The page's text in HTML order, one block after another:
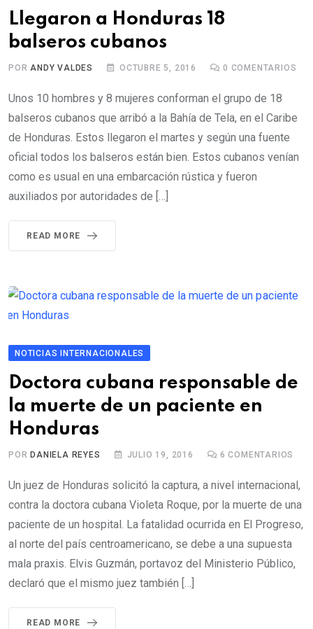
Llegaron a Honduras 18
balseros cubanos
PORANDY VALDES OCTUBRE 5, 2016 0 COMENTARIOS
Unos 10 hombres y 8 mujeres conforman el grupo de 18
balseros cubanos que arribó a la Bahía de Tela, en el Caribe
de Honduras. Estos llegaron el martes y según una fuente
oficial todos los balseros están bien. Estos cubanos venían
como es usual en una embarcación rústica y fueron
auxiliados por autoridades de […]
READ MORE
NOTICIAS INTERNACIONALES
Doctora cubana responsable de
la muerte de un paciente en
Honduras
POR DANIELA REYES JULIO 19, 2016 6 COMENTARIOS
Un juez de Honduras solicitó la captura, a nivel internacional,
contra la doctora cubana Violeta Roque, por la muerte de una
paciente de un hospital. La fatalidad ocurrida en El Progreso,
al norte del país centroamericano, se debe a una supuesta
mala praxis. Elvis Guzmán, portavoz del Ministerio Público,
declaró que el mismo juez también […]
READ MORE